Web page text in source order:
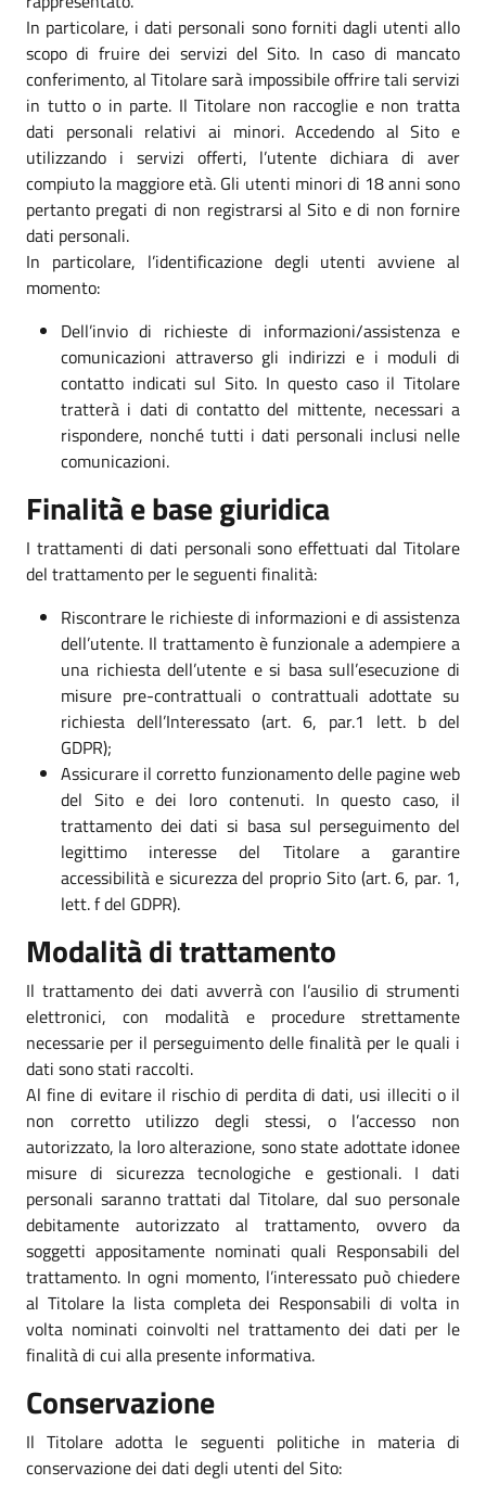
In particolare, i dati personali sono forniti dagli utenti allo
scopo di fruire dei servizi del Sito. In caso di mancato
conferimento, al Titolare sarà impossibile offrire tali servizi
in tutto o in parte. Il Titolare non raccoglie e non tratta
dati personali relativi ai minori. Accedendo al Sito e
utilizzando i servizi offerti, l’utente dichiara di aver
compiuto la maggiore età. Gli utenti minori di 18 anni sono
pertanto pregati di non registrarsi al Sito e di non fornire
dati personali.
In particolare, l’identificazione degli utenti avviene al
momento:
Dell’invio di richieste di informazioni/assistenza e
comunicazioni attraverso gli indirizzi e i moduli di
contatto indicati sul Sito. In questo caso il Titolare
tratterà i dati di contatto del mittente, necessari a
rispondere, nonché tutti i dati personali inclusi nelle
comunicazioni.
Finalità e base giuridica
I trattamenti di dati personali sono effettuati dal Titolare
del trattamento per le seguenti finalità:
Riscontrare le richieste di informazioni e di assistenza
dell’utente. Il trattamento è funzionale a adempiere a
una richiesta dell’utente e si basa sull’esecuzione di
misure pre-contrattuali o contrattuali adottate su
richiesta dell’Interessato (art. 6, par.1 lett. b del
GDPR);
Assicurare il corretto funzionamento delle pagine web
del Sito e dei loro contenuti. In questo caso, il
trattamento dei dati si basa sul perseguimento del
legittimo interesse del Titolare a garantire
accessibilità e sicurezza del proprio Sito (art. 6, par. 1,
lett. f del GDPR).
Modalità di trattamento
Il trattamento dei dati avverrà con l’ausilio di strumenti
elettronici, con modalità e procedure strettamente
necessarie per il perseguimento delle finalità per le quali i
dati sono stati raccolti.
Al fine di evitare il rischio di perdita di dati, usi illeciti o il
non corretto utilizzo degli stessi, o l’accesso non
autorizzato, la loro alterazione, sono state adottate idonee
misure di sicurezza tecnologiche e gestionali. I dati
personali saranno trattati dal Titolare, dal suo personale
debitamente autorizzato al trattamento, ovvero da
soggetti appositamente nominati quali Responsabili del
trattamento. In ogni momento, l’interessato può chiedere
al Titolare la lista completa dei Responsabili di volta in
volta nominati coinvolti nel trattamento dei dati per le
finalità di cui alla presente informativa.
Conservazione
Il Titolare adotta le seguenti politiche in materia di
conservazione dei dati degli utenti del Sito: